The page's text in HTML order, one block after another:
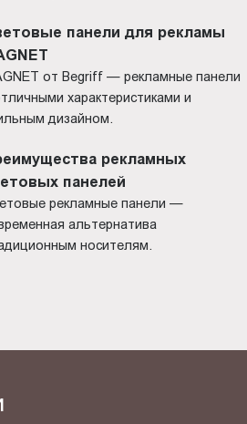
панели для рекламы
от Begriff — рекламные панели
характеристиками и
дизайном.
рекламных
панелей
рекламные панели —
альтернатива
носителям.